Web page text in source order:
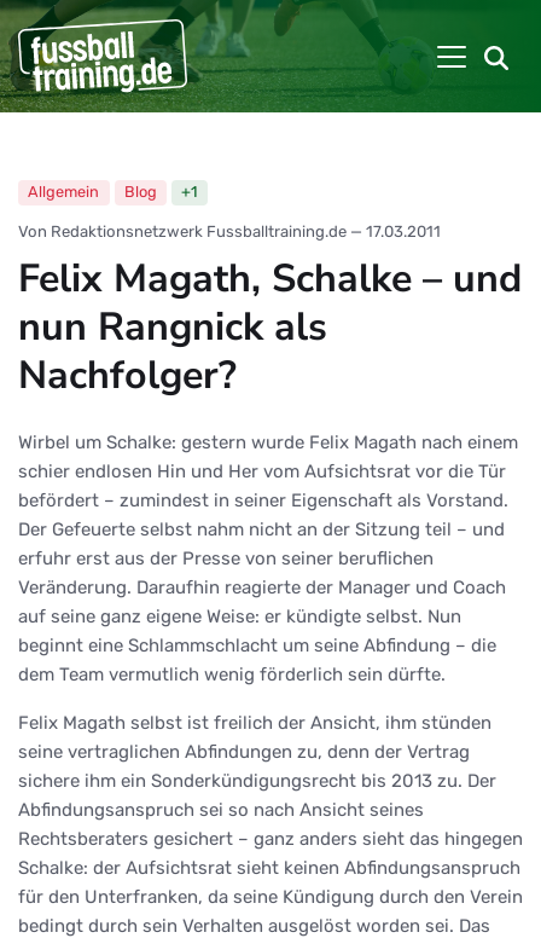
Allgemein Blog +1
Von Redaktionsnetzwerk Fussballtraining.de — 17.03.2011
Felix Magath, Schalke – und
nun Rangnick als
Nachfolger?
Wirbel um Schalke: gestern wurde Felix Magath nach einem
schier endlosen Hin und Her vom Aufsichtsrat vor die Tür
befördert – zumindest in seiner Eigenschaft als Vorstand.
Der Gefeuerte selbst nahm nicht an der Sitzung teil – und
erfuhr erst aus der Presse von seiner beruflichen
Veränderung. Daraufhin reagierte der Manager und Coach
auf seine ganz eigene Weise: er kündigte selbst. Nun
beginnt eine Schlammschlacht um seine Abfindung – die
dem Team vermutlich wenig förderlich sein dürfte.
Felix Magath selbst ist freilich der Ansicht, ihm stünden
seine vertraglichen Abfindungen zu, denn der Vertrag
sichere ihm ein Sonderkündigungsrecht bis 2013 zu. Der
Abfindungsanspruch sei so nach Ansicht seines
Rechtsberaters gesichert – ganz anders sieht das hingegen
Schalke: der Aufsichtsrat sieht keinen Abfindungsanspruch
für den Unterfranken, da seine Kündigung durch den Verein
bedingt durch sein Verhalten ausgelöst worden sei. Das